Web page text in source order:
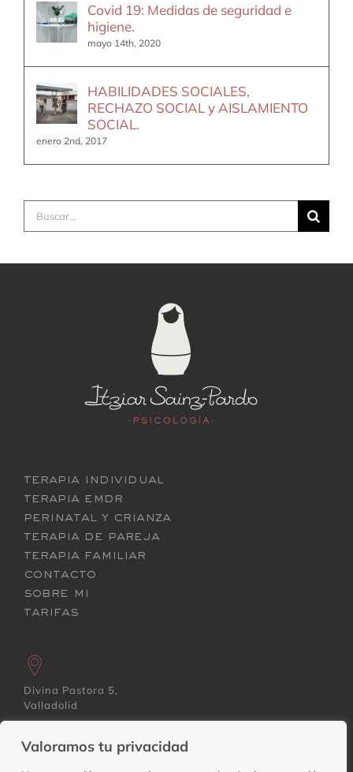
Valoramos tu privacidad
Covid 19: Medidas de seguridad e
higiene.
mayo 14th, 2020
HABILIDADES SOCIALES,
RECHAZO SOCIAL y AISLAMIENTO
SOCIAL.
enero 2nd, 2017
Buscar:
terapia individual
terapia emdr
perinatal y crianza
terapia de pareja
terapia familiar
contacto
sobre mi
tarifas
Divina Pastora 5,
Valladolid